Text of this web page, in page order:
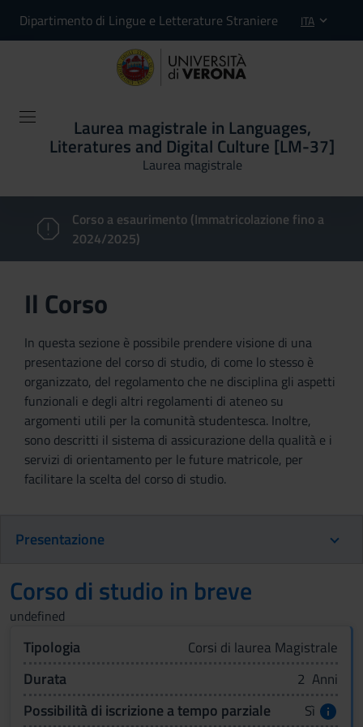
Dipartimento di Lingue e Letterature Straniere ITA
Laurea magistrale in Languages,
Literatures and Digital Culture [LM-37]
Laurea magistrale
Corso a esaurimento (Immatricolazione fino a
2024/2025)
Il Corso
In questa sezione è possibile prendere visione di una
presentazione del corso di studio, di come lo stesso è
organizzato, del regolamento che ne disciplina gli aspetti
funzionali e degli altri regolamenti di ateneo su
argomenti utili per la comunità studentesca. Inoltre,
sono descritti il sistema di assicurazione della qualità e i
servizi di orientamento per le future matricole, per
facilitare la scelta del corso di studio.
Presentazione
Corso di studio in breve
undefined
Tipologia Corsi di laurea Magistrale
Durata 2 Anni
Possibilità di iscrizione a tempo parziale Sì